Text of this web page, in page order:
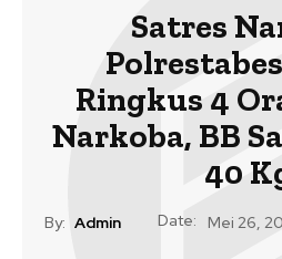
Satres
Ringkus 4
Narkoba, BB
40
By: Admin Date: Mei 26,